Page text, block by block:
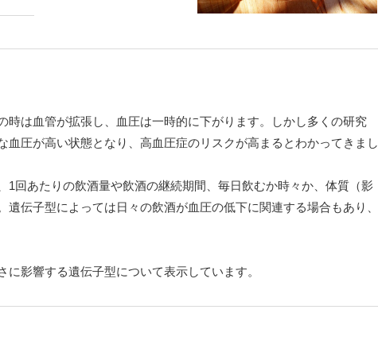
時は血管が拡張し、血圧は一時的に下がります。しかし多くの研究
血圧が高い状態となり、高血圧症のリスクが高まるとわかってきまし
1回あたりの飲酒量や飲酒の継続期間、毎日飲むか時々か、体質（影
伝子型によっては日々の飲酒が血圧の低下に関連する場合もあり、
影響する遺伝子型について表示しています。